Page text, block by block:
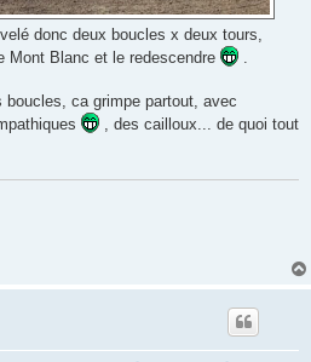
donc deux boucles x deux tours,
Mont Blanc et le redescendre
.
ca grimpe partout, avec
, des cailloux... de quoi tout